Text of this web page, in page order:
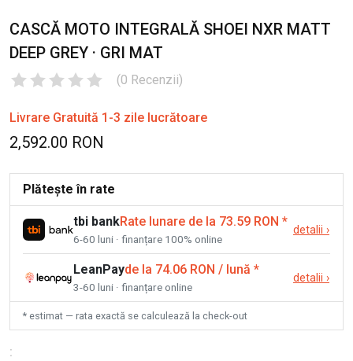
CASCĂ MOTO INTEGRALĂ SHOEI NXR MATT
DEEP GREY · GRI MAT
(0 Recenzii)
Livrare Gratuită 1-3 zile lucrătoare
2,592.00 RON
Plătește în rate
tbi bankRate lunare de la 73.59 RON *
6-60 luni · finanțare 100% online
detalii ›
LeanPayde la 74.06 RON / lună *
3-60 luni · finanțare online
detalii ›
* estimat — rata exactă se calculează la check-out
: